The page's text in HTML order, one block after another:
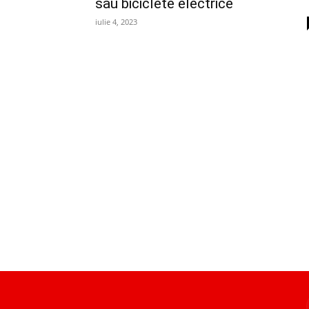
sau biciclete electrice
iulie 4, 2023